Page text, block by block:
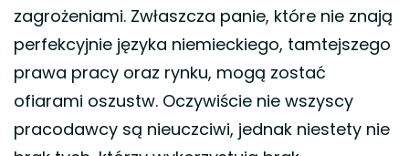
zagrożeniami. Zwłaszcza panie, które nie znają
perfekcyjnie języka niemieckiego, tamtejszego
prawa pracy oraz rynku, mogą zostać
ofiarami oszustw. Oczywiście nie wszyscy
pracodawcy są nieuczciwi, jednak niestety nie